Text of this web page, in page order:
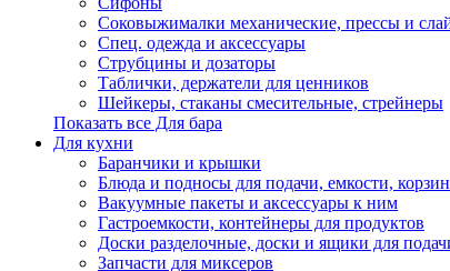
Соковыжималки механические, прессы и
Спец. одежда и аксессуары
Струбцины и дозаторы
Таблички, держатели для ценников
Шейкеры, стаканы смесительные, стрейнеры
Показать все Для бара
Для кухни
Баранчики и крышки
Блюда и подносы для подачи, емкости,
Вакуумные пакеты и аксессуары к ним
Гастроемкости, контейнеры для продуктов
Доски разделочные, доски и ящики для
Запчасти для миксеров